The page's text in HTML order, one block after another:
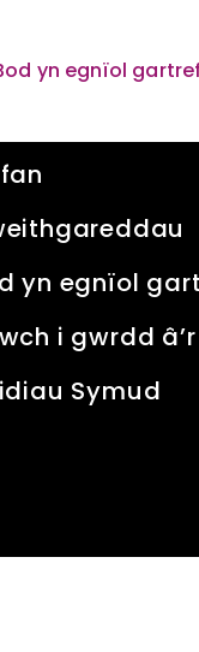
yn egnïol gartref
yn egnïol
i gwrdd
Symud